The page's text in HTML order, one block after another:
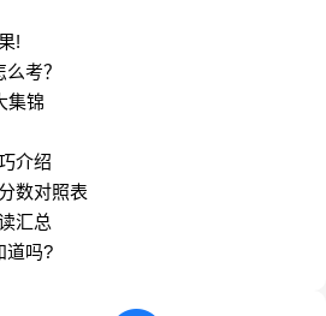
度处理：泛听培养语感，而
精听。选择与新托福难度匹配
TPO），进行逐句听写、跟
子结构、语音现象（连读、弱
个过程虽然耗时，却是将“听到
”并形成快速反应能力的必经之
：在精听基础上，练习用简
根据对话场景、讲座开头等信
!
考？
集锦
介绍
数对照表
汇总
道吗?